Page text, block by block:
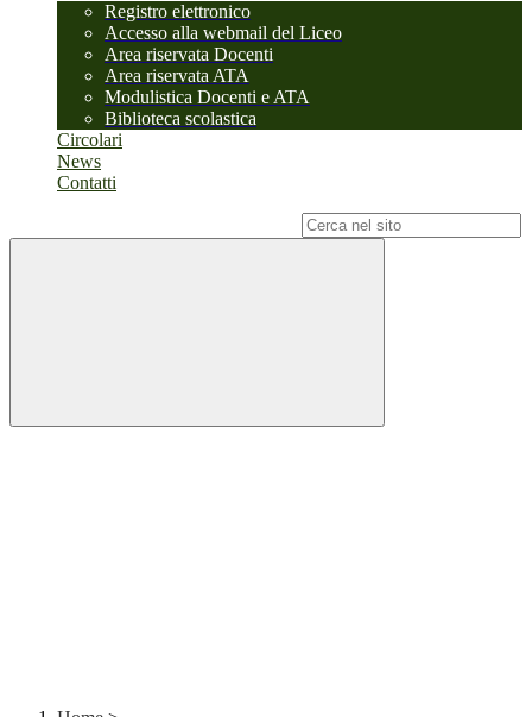
Registro elettronico
Accesso alla webmail del Liceo
Area riservata Docenti
Area riservata ATA
Modulistica Docenti e ATA
Biblioteca scolastica
Circolari
News
Contatti